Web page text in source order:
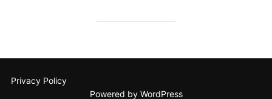
Privacy Policy
Powered by WordPress